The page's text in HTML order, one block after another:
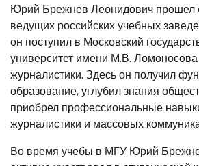
Юрий Брежнев Леонидович прошел
ведущих российских учебных
он поступил в Московский
университет имени М.В. Ломоносова
журналистики. Здесь он получил
образование, углубил знания
приобрел профессиональные
журналистики и массовых
Во время учебы в МГУ Юрий